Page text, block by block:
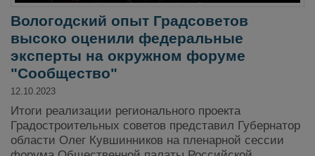
Вологодский опыт Градсоветов
высоко оценили федеральные
эксперты на окружном форуме
"Сообщество"
12.10.2023
Итоги реализации регионального проекта
Градостроительных советов представил Губернатор
области Олег Кувшинников на пленарной сессии